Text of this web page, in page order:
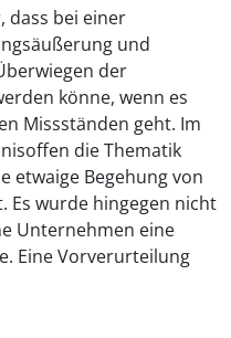
dass bei einer
und
der
könne, wenn es
Missständen geht. Im
die Thematik
etwaige Begehung von
wurde hingegen nicht
Unternehmen eine
Eine Vorverurteilung